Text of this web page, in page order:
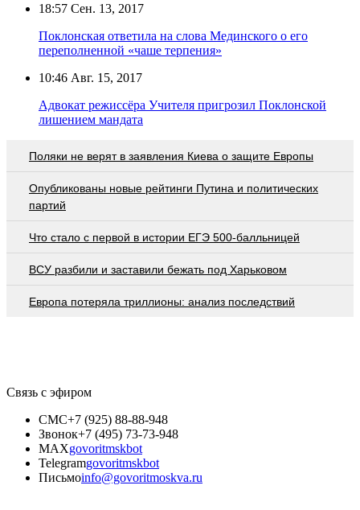
18:57 Сен. 13, 2017
Поклонская ответила на слова Мединского о его
переполненной «чаше терпения»
10:46 Авг. 15, 2017
Адвокат режиссёра Учителя пригрозил Поклонской
лишением мандата
Поляки не верят в заявления Киева о защите Европы
Опубликованы новые рейтинги Путина и политических
партий
Что стало с первой в истории ЕГЭ 500-балльницей
ВСУ разбили и заставили бежать под Харьковом
Европа потеряла триллионы: анализ последствий
Связь с эфиром
СМС+7 (925) 88-88-948
Звонок+7 (495) 73-73-948
MAXgovoritmskbot
Telegramgovoritmskbot
Письмоinfo@govoritmoskva.ru